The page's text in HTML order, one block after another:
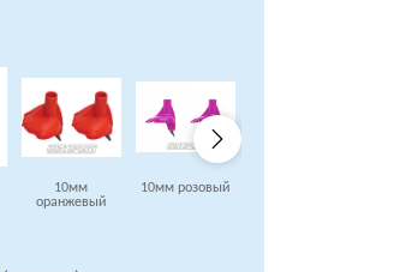
10мм
оранжевый
10мм розовый